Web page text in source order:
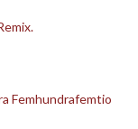
Femhundrafemtio